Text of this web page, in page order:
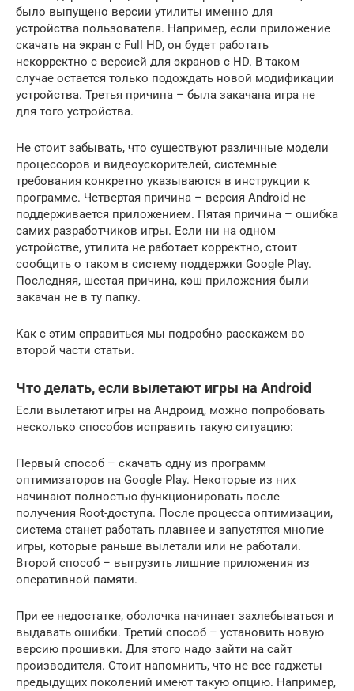
было выпущено версии утилиты именно для
устройства пользователя. Например, если приложение
скачать на экран с Full HD, он будет работать
некорректно с версией для экранов с HD. В таком
случае остается только подождать новой модификации
устройства. Третья причина – была закачана игра не
для того устройства.
Не стоит забывать, что существуют различные модели
процессоров и видеоускорителей, системные
требования конкретно указываются в инструкции к
программе. Четвертая причина – версия Android не
поддерживается приложением. Пятая причина – ошибка
самих разработчиков игры. Если ни на одном
устройстве, утилита не работает корректно, стоит
сообщить о таком в систему поддержки Google Play.
Последняя, шестая причина, кэш приложения были
закачан не в ту папку.
Как с этим справиться мы подробно расскажем во
второй части статьи.
Что делать, если вылетают игры на Android
Если вылетают игры на Андроид, можно попробовать
несколько способов исправить такую ситуацию:
Первый способ – скачать одну из программ
оптимизаторов на Google Play. Некоторые из них
начинают полностью функционировать после
получения Root-доступа. После процесса оптимизации,
система станет работать плавнее и запустятся многие
игры, которые раньше вылетали или не работали.
Второй способ – выгрузить лишние приложения из
оперативной памяти.
При ее недостатке, оболочка начинает захлебываться и
выдавать ошибки. Третий способ – установить новую
версию прошивки. Для этого надо зайти на сайт
производителя. Стоит напомнить, что не все гаджеты
предыдущих поколений имеют такую опцию. Например,